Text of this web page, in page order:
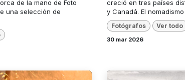
de la mano de Foto
una selección de
creció en tres países
y Canadá. El
Fotógrafos Ver todo
30 mar 2026